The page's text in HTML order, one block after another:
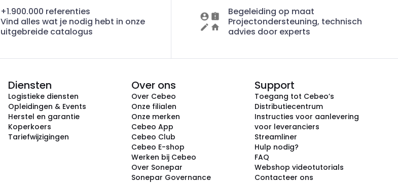
+1.900.000 referenties
Vind alles wat je nodig hebt in onze
uitgebreide catalogus
Begeleiding op maat
Projectondersteuning, technisch
advies door experts
Diensten
Logistieke diensten
Opleidingen & Events
Herstel en garantie
Koperkoers
Tariefwijzigingen
Over ons
Over Cebeo
Onze filialen
Onze merken
Cebeo App
Cebeo Club
Cebeo E-shop
Werken bij Cebeo
Over Sonepar
Sonepar Governance
Support
Toegang tot Cebeo’s
Distributiecentrum
Instructies voor aanlevering
voor leveranciers
Streamliner
Hulp nodig?
FAQ
Webshop videotutorials
Contacteer ons